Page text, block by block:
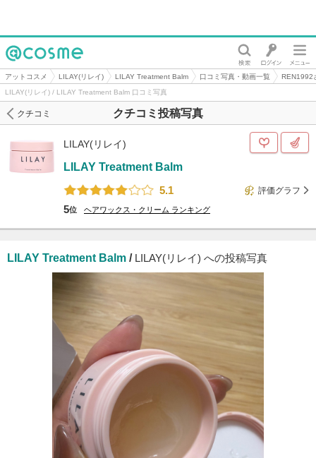
@cosme
アットコスメ LILAY(リレイ) LILAY Treatment Balm 口コミ写真・動画一覧
REN1992
LILAY(リレイ) / LILAY Treatment Balm 口コミ写真
クチコミ投稿写真
クチコミ
LILAY(リレイ)
LILAY Treatment Balm
5.1
評価グラフ
5位 ヘアワックス・クリーム ランキング
LILAY Treatment Balm / LILAY(リレイ) への投稿写真